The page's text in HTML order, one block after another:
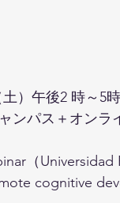
）午後2 時～5時
ンパス＋オンラ
（Universidad
cognitive